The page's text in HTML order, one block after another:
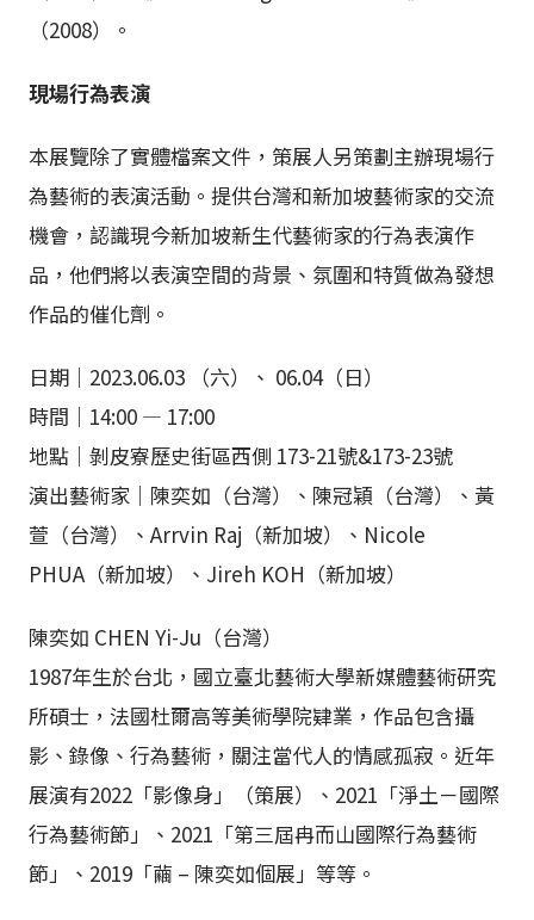
（2008）。
現場行為表演
本展覽除了實體檔案文件，策展人另策劃主辦現場行
為藝術的表演活動。提供台灣和新加坡藝術家的交流
機會，認識現今新加坡新生代藝術家的行為表演作
品，他們將以表演空間的背景、氛圍和特質做為發想
作品的催化劑。
日期｜2023.06.03 （六）、 06.04（日）
時間｜14:00 — 17:00
地點｜剝皮寮歷史街區西側 173-21號&173-23號
演出藝術家｜陳奕如（台灣）、陳冠穎（台灣）、黃
萱（台灣）、Arrvin Raj（新加坡）、Nicole
PHUA（新加坡）、Jireh KOH（新加坡）
陳奕如 CHEN Yi-Ju（台灣）
1987年生於台北，國立臺北藝術大學新媒體藝術研究
所碩士，法國杜爾高等美術學院肄業，作品包含攝
影、錄像、行為藝術，關注當代人的情感孤寂。近年
展演有2022「影像身」（策展）、2021「淨土－國際
行為藝術節」、2021「第三屆冉而山國際行為藝術
節」、2019「繭 – 陳奕如個展」等等。